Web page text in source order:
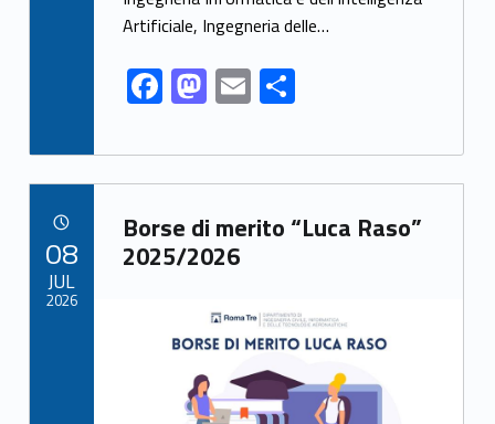
k
Artificiale, Ingegneria delle…
F
ac
e
b
o
o
M
as
to
d
o
n
E
m
ai
l
S
h
ar
e
Link identifier archive #link-archive-18402
Borse di merito “Luca Raso”
2025/2026
08
JUL
2026